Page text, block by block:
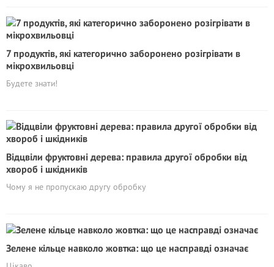
7 продуктів, які категорично заборонено розігрівати в
мікрохвильовці
Будете знати!
Відцвіли фруктовні дерева: правила другої обробки від
хвороб і шкідників
Чому я не пропускаю другу обробку
Зелене кільце навколо жовтка: що це насправді означає